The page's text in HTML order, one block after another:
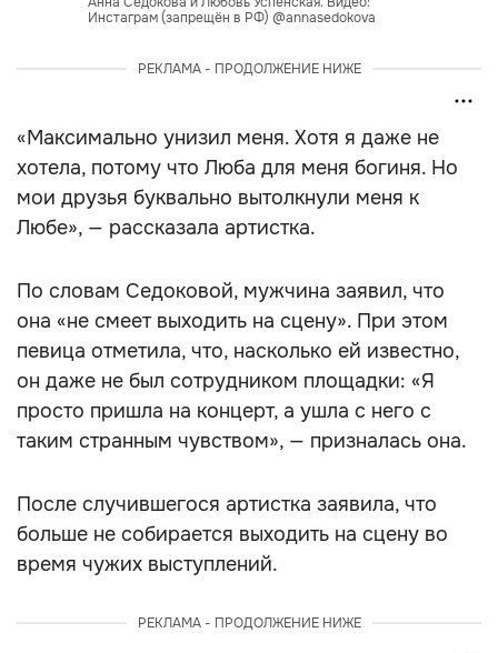
Инстаграм (запрещён в РФ) @annasedokova
РЕКЛАМА - ПРОДОЛЖЕНИЕ НИЖЕ
«Максимально унизил меня. Хотя я даже не
хотела, потому что Люба для меня богиня. Но
мои друзья буквально вытолкнули меня к
Любе», — рассказала артистка.
По словам Седоковой, мужчина заявил, что
она «не смеет выходить на сцену». При этом
певица отметила, что, насколько ей известно,
он даже не был сотрудником площадки: «Я
просто пришла на концерт, а ушла с него с
таким странным чувством», — призналась она.
После случившегося артистка заявила, что
больше не собирается выходить на сцену во
время чужих выступлений.
РЕКЛАМА - ПРОДОЛЖЕНИЕ НИЖЕ